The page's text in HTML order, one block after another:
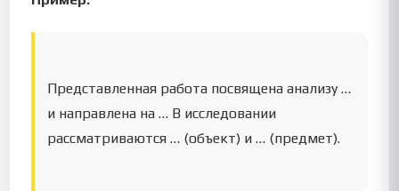
Представленная работа посвящена анализу …
и направлена на … В исследовании
рассматриваются … (объект) и … (предмет).